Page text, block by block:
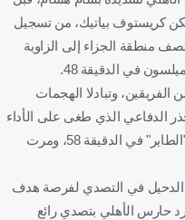
خط المرمى في الدقيقة 47، وتمكن كريستوف بياتيك، من تسجيل
منطقة الجزاء إلى الزاوية
في الدقيقة 48.
الفريقين، وتبادلا الهجمات
الدفاعي الذي طغى على الأداء
في الشوط الأول، وسدد بياتيك، كرة على "الطاير" في الدقيقة 58، ومرت
الدحيل في التصدي لفرصة هدف
على مرتين في الدقيقة 87، ورد حارس الأهلي بتصدي رائع